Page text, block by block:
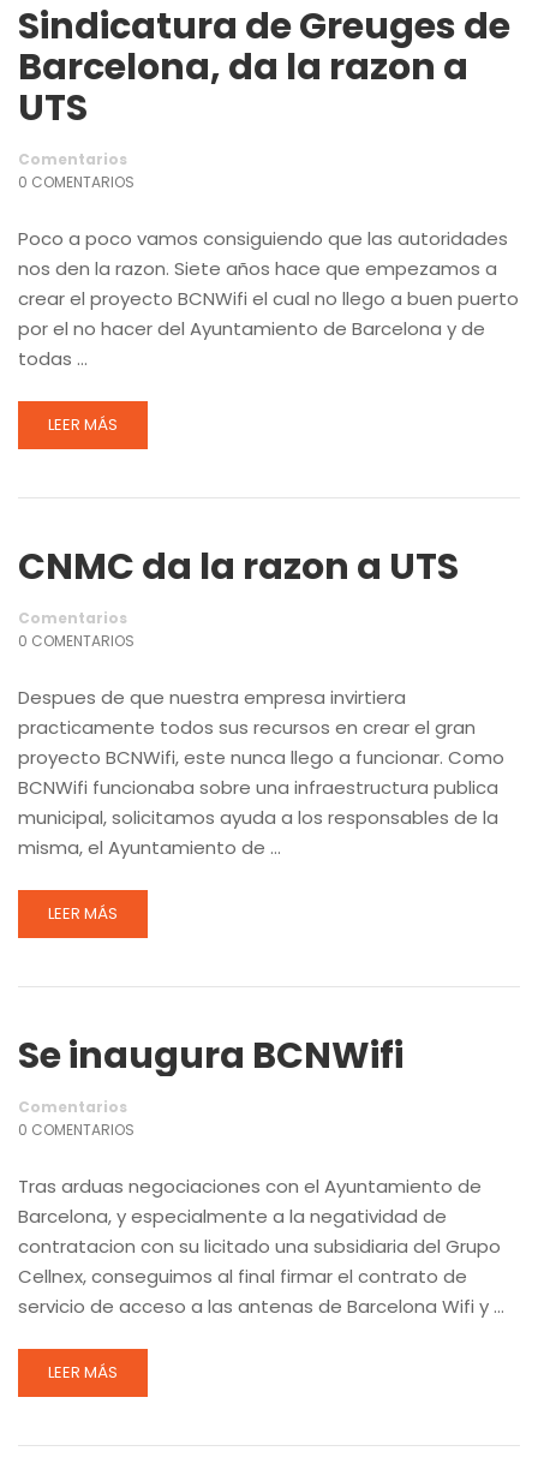
Sindicatura de Greuges de
Barcelona, da la razon a
UTS
Comentarios
0 COMENTARIOS
Poco a poco vamos consiguiendo que las autoridades
nos den la razon. Siete años hace que empezamos a
crear el proyecto BCNWifi el cual no llego a buen puerto
por el no hacer del Ayuntamiento de Barcelona y de
todas …
LEER MÁS
CNMC da la razon a UTS
Comentarios
0 COMENTARIOS
Despues de que nuestra empresa invirtiera
practicamente todos sus recursos en crear el gran
proyecto BCNWifi, este nunca llego a funcionar. Como
BCNWifi funcionaba sobre una infraestructura publica
municipal, solicitamos ayuda a los responsables de la
misma, el Ayuntamiento de …
LEER MÁS
Se inaugura BCNWifi
Comentarios
0 COMENTARIOS
Tras arduas negociaciones con el Ayuntamiento de
Barcelona, y especialmente a la negatividad de
contratacion con su licitado una subsidiaria del Grupo
Cellnex, conseguimos al final firmar el contrato de
servicio de acceso a las antenas de Barcelona Wifi y …
LEER MÁS